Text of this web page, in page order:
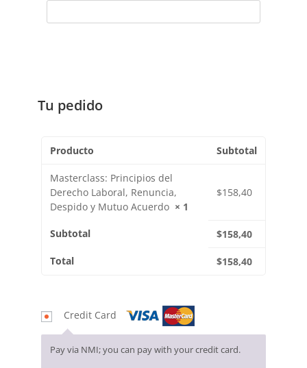
Tu pedido
Producto Subtotal
Masterclass: Principios del
Derecho Laboral, Renuncia,
Despido y Mutuo Acuerdo × 1
$158,40
Subtotal $158,40
Total $158,40
Credit Card
Pay via NMI; you can pay with your credit card.